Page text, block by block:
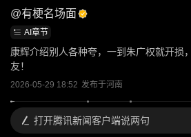
@有梗名场面
AI章节
康辉介绍别人各种夸，一到朱广权就开损
友！
2026-05-29 18:52 发布于河南
打开腾讯新闻客户端说两句